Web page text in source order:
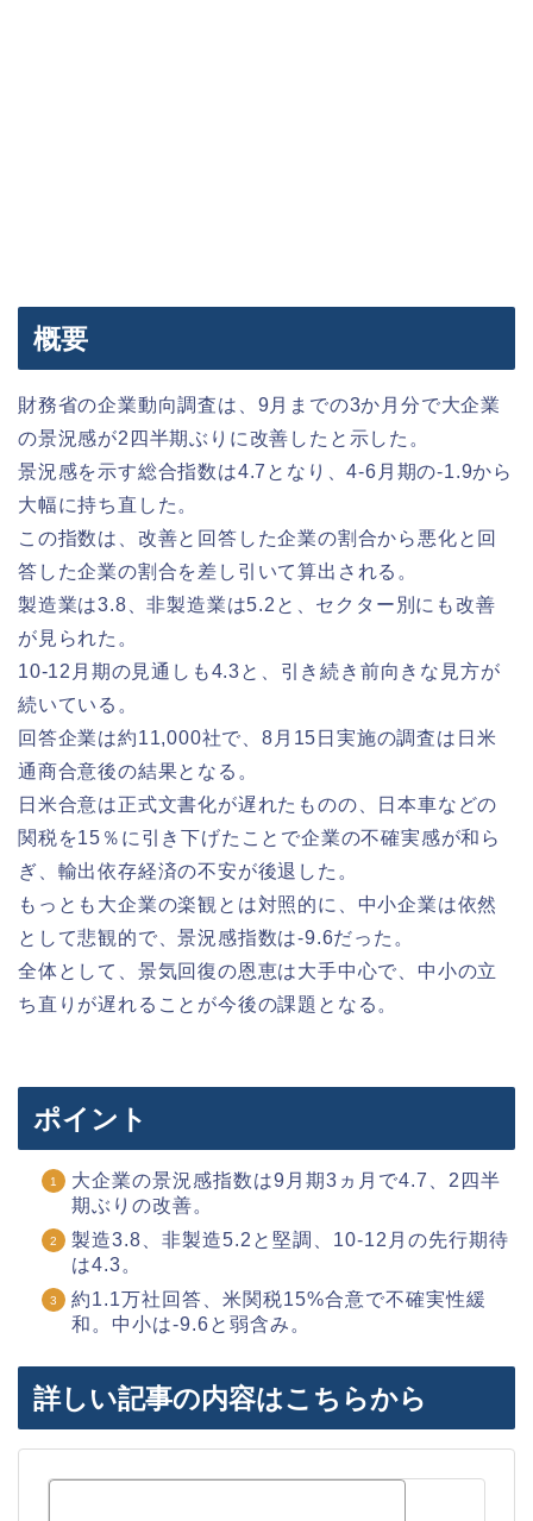
概要
財務省の企業動向調査は、9月までの3か月分で大企業
の景況感が2四半期ぶりに改善したと示した。
景況感を示す総合指数は4.7となり、4-6月期の-1.9から
大幅に持ち直した。
この指数は、改善と回答した企業の割合から悪化と回
答した企業の割合を差し引いて算出される。
製造業は3.8、非製造業は5.2と、セクター別にも改善
が見られた。
10-12月期の見通しも4.3と、引き続き前向きな見方が
続いている。
回答企業は約11,000社で、8月15日実施の調査は日米
通商合意後の結果となる。
日米合意は正式文書化が遅れたものの、日本車などの
関税を15％に引き下げたことで企業の不確実感が和ら
ぎ、輸出依存経済の不安が後退した。
もっとも大企業の楽観とは対照的に、中小企業は依然
として悲観的で、景況感指数は-9.6だった。
全体として、景気回復の恩恵は大手中心で、中小の立
ち直りが遅れることが今後の課題となる。
ポイント
大企業の景況感指数は9月期3ヵ月で4.7、2四半
期ぶりの改善。
製造3.8、非製造5.2と堅調、10-12月の先行期待
は4.3。
約1.1万社回答、米関税15%合意で不確実性緩
和。中小は-9.6と弱含み。
詳しい記事の内容はこちらから